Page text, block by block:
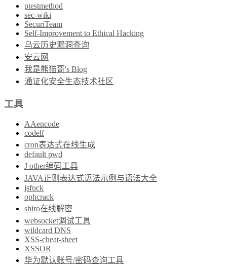
ptestmethod
sec-wiki
SecuriTeam
Self-Improvement to Ethical Hacking
乌云历史漏洞查询
安云网
我是熊猫哥's Blog
通证化安全生态技术社区
工具
AAencode
codelf
cron表达式在线生成
default pwd
J other编码工具
JAVA正则表达式语法示例与语法大全
jsfuck
ophcrack
shiro在线解密
websocket调试工具
wildcard DNS
XSS-cheat-sheet
XSSOR
华为默认账号/密码查询工具